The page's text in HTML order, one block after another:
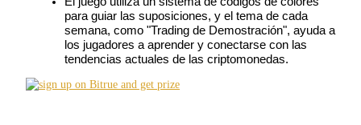
Futuros del USDC
Futuros que utilizan USDC como garantía
para guiar las suposiciones, y el tema de cada
semana, como "Trading de Demostración", ayuda a
los jugadores a aprender y conectarse con las
tendencias actuales de las criptomonedas.